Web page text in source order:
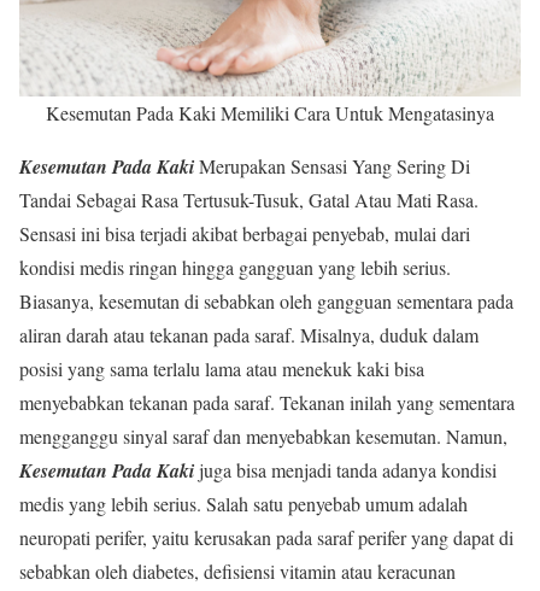
Kesemutan Pada Kaki Memiliki Cara Untuk Mengatasinya
Kesemutan Pada KakiMerupakan Sensasi Yang Sering Di
Tandai Sebagai Rasa Tertusuk-Tusuk, Gatal Atau Mati Rasa.
Sensasi ini bisa terjadi akibat berbagai penyebab, mulai dari
kondisi medis ringan hingga gangguan yang lebih serius.
Biasanya, kesemutan di sebabkan oleh gangguan sementara pada
aliran darah atau tekanan pada saraf. Misalnya, duduk dalam
posisi yang sama terlalu lama atau menekuk kaki bisa
menyebabkan tekanan pada saraf. Tekanan inilah yang sementara
mengganggu sinyal saraf dan menyebabkan kesemutan. Namun,
Kesemutan Pada Kakijuga bisa menjadi tanda adanya kondisi
medis yang lebih serius. Salah satu penyebab umum adalah
neuropati perifer, yaitu kerusakan pada saraf perifer yang dapat di
sebabkan oleh diabetes, defisiensi vitamin atau keracunan